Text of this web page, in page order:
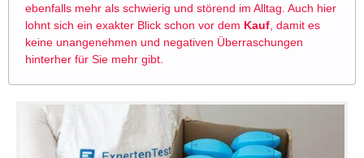
ebenfalls mehr als schwierig und störend im Alltag. Auch hier
lohnt sich ein exakter Blick schon vor dem Kauf , damit es
keine unangenehmen und negativen Überraschungen
hinterher für Sie mehr gibt.